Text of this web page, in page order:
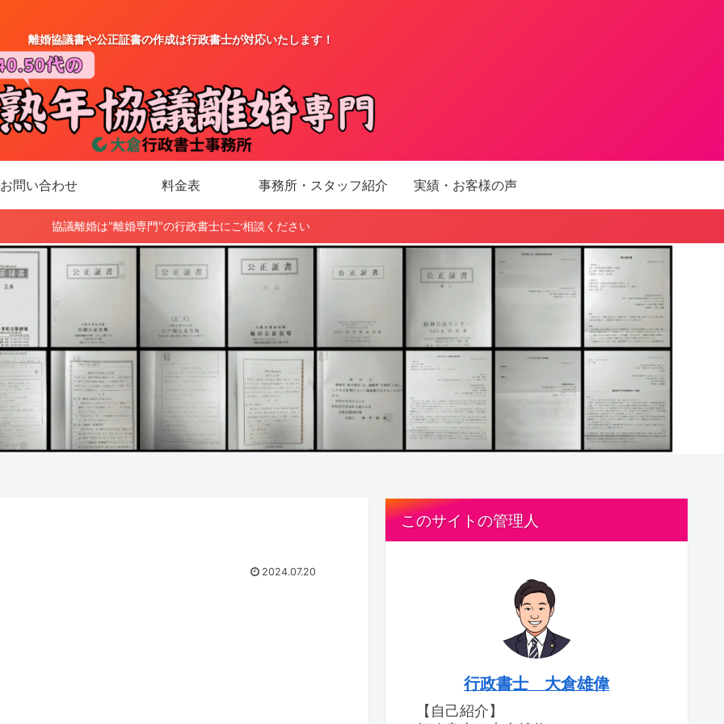
離婚協議書や公正証書の作成は行政書士が対応いたします！
お問い合わせ 料金表 事務所・スタッフ紹介 実績・お客様の声
協議離婚は"離婚専門"の行政書士にご相談ください
2024.07.20
このサイトの管理人
行政書士 大倉雄偉
【自己紹介】